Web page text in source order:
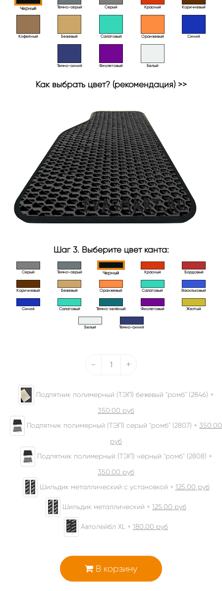
Черный Тёмно-серый Серый Красный Коричневый
Кофейный Бежевый Салатовый Оранжевый Синий
Темно-синий Фиолетовый Белый
Как выбрать цвет? (рекомендация) >>
Шаг 3. Выберите цвет канта:
Серый Темно-серый Черный Красный Бордовый
Коричневый Бежевый Оранжевый Салатовый Васильковый
Синий Салатовый Тёмно-зелёный Фиолетовый Желтый
Белый Тёмно-синий
- +
Подпятник полимерный (ТЭП) бежевый "ромб" (2846) +
350.00 руб
Подпятник полимерный (ТЭП) серый "ромб" (2807) + 350.00
руб
Подпятник полимерный (ТЭП) чёрный "ромб" (2808) +
350.00 руб
Шильдик металлический с установкой + 125.00 руб
Шильдик металлический + 125.00 руб
Автолейбл XL + 180.00 руб
В корзину